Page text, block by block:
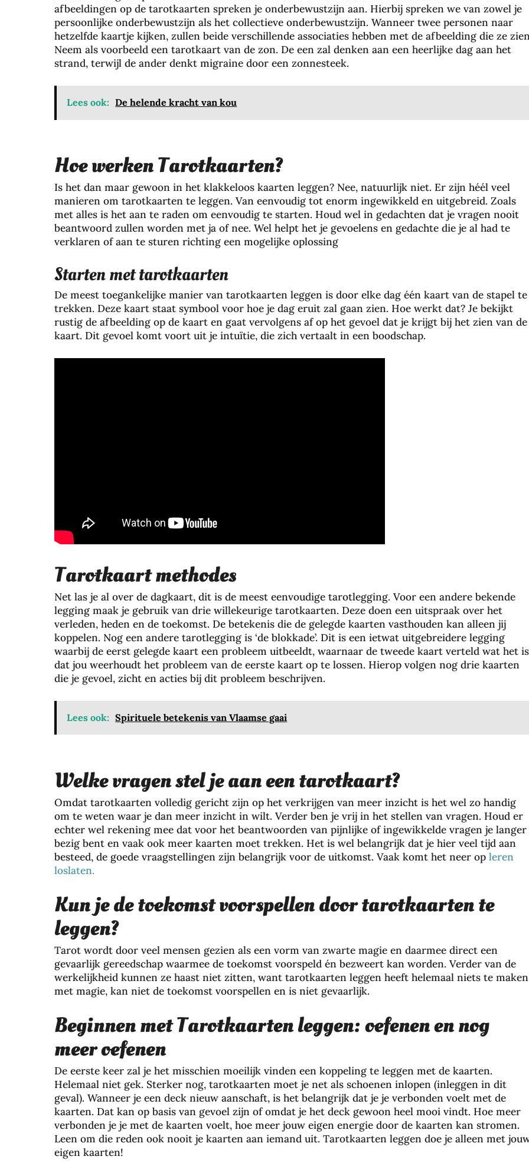
afbeeldingen op de tarotkaarten spreken je onderbewustzijn aan. Hierbij spreken we van zowel je
persoonlijke onderbewustzijn als het collectieve onderbewustzijn. Wanneer twee personen naar
hetzelfde kaartje kijken, zullen beide verschillende associaties hebben met de afbeelding die ze
Neem als voorbeeld een tarotkaart van de zon. De een zal denken aan een heerlijke dag aan het
strand, terwijl de ander denkt migraine door een zonnesteek.
Lees ook: De helende kracht van kou
Hoe werken Tarotkaarten?
Is het dan maar gewoon in het klakkeloos kaarten leggen? Nee, natuurlijk niet. Er zijn héél veel
manieren om tarotkaarten te leggen. Van eenvoudig tot enorm ingewikkeld en uitgebreid. Zoals
met alles is het aan te raden om eenvoudig te starten. Houd wel in gedachten dat je vragen nooit
beantwoord zullen worden met ja of nee. Wel helpt het je gevoelens en gedachte die je al had te
verklaren of aan te sturen richting een mogelijke oplossing
Starten met tarotkaarten
De meest toegankelijke manier van tarotkaarten leggen is door elke dag één kaart van de stapel te
trekken. Deze kaart staat symbool voor hoe je dag eruit zal gaan zien. Hoe werkt dat? Je bekijkt
rustig de afbeelding op de kaart en gaat vervolgens af op het gevoel dat je krijgt bij het zien van de
kaart. Dit gevoel komt voort uit je intuïtie, die zich vertaalt in een boodschap.
Tarotkaart methodes
Net las je al over de dagkaart, dit is de meest eenvoudige tarotlegging. Voor een andere bekende
legging maak je gebruik van drie willekeurige tarotkaarten. Deze doen een uitspraak over het
verleden, heden en de toekomst. De betekenis die de gelegde kaarten vasthouden kan alleen jij
koppelen. Nog een andere tarotlegging is ‘de blokkade’. Dit is een ietwat uitgebreidere legging
waarbij de eerst gelegde kaart een probleem uitbeeldt, waarnaar de tweede kaart verteld wat het is
dat jou weerhoudt het probleem van de eerste kaart op te lossen. Hierop volgen nog drie kaarten
die je gevoel, zicht en acties bij dit probleem beschrijven.
Lees ook: Spirituele betekenis van Vlaamse gaai
Welke vragen stel je aan een tarotkaart?
Omdat tarotkaarten volledig gericht zijn op het verkrijgen van meer inzicht is het wel zo handig
om te weten waar je dan meer inzicht in wilt. Verder ben je vrij in het stellen van vragen. Houd er
echter wel rekening mee dat voor het beantwoorden van pijnlijke of ingewikkelde vragen je langer
bezig bent en vaak ook meer kaarten moet trekken. Het is wel belangrijk dat je hier veel tijd aan
besteed, de goede vraagstellingen zijn belangrijk voor de uitkomst. Vaak komt het neer op leren
loslaten.
Kun je de toekomst voorspellen door tarotkaarten te
leggen?
Tarot wordt door veel mensen gezien als een vorm van zwarte magie en daarmee direct een
gevaarlijk gereedschap waarmee de toekomst voorspeld én bezweert kan worden. Verder van de
werkelijkheid kunnen ze haast niet zitten, want tarotkaarten leggen heeft helemaal niets te maken
met magie, kan niet de toekomst voorspellen en is niet gevaarlijk.
Beginnen met Tarotkaarten leggen: oefenen en nog
meer oefenen
De eerste keer zal je het misschien moeilijk vinden een koppeling te leggen met de kaarten.
Helemaal niet gek. Sterker nog, tarotkaarten moet je net als schoenen inlopen (inleggen in dit
geval). Wanneer je een deck nieuw aanschaft, is het belangrijk dat je je verbonden voelt met de
kaarten. Dat kan op basis van gevoel zijn of omdat je het deck gewoon heel mooi vindt. Hoe meer
verbonden je je met de kaarten voelt, hoe meer jouw eigen energie door de kaarten kan stromen.
Leen om die reden ook nooit je kaarten aan iemand uit. Tarotkaarten leggen doe je alleen met
eigen kaarten!
be
sc
he
rm
je
je
ha
Da
gje
Ro
tte
rd